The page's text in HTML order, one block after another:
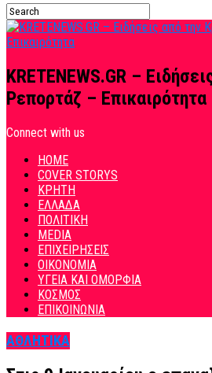
KRETENEWS.GR –
Ρεπορτάζ – Επικαιρότητα
Connect with us
HOME
COVER STORYS
ΚΡΗΤΗ
ΕΛΛΑΔΑ
ΠΟΛΙΤΙΚΗ
MEDIA
ΕΠΙΧΕΙΡΗΣΕΙΣ
ΟΙΚΟΝΟΜΙΑ
ΥΓΕΙΑ ΚΑΙ ΟΜΟΡΦΙΑ
ΚΟΣΜΟΣ
ΕΠΙΚΟΙΝΩΝΙΑ
ΑΘΛΗΤΙΚΑ